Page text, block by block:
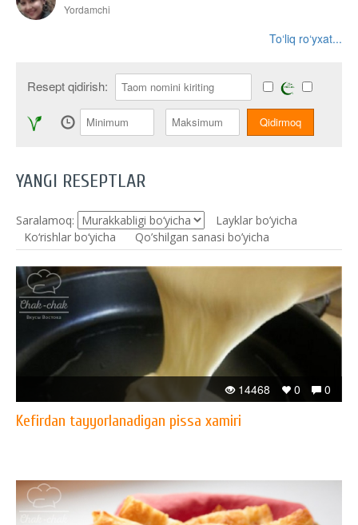
Yordamchi
To‘liq ro‘yxat...
Resept qidirish:
YANGI RESEPTLAR
Saralamoq:
Layklar bo’yicha
Ko‘rishlar bo‘yicha
Qo’shilgan sanasi bo’yicha
0
0
14468
Kefirdan tayyorlanadigan pissa xamiri